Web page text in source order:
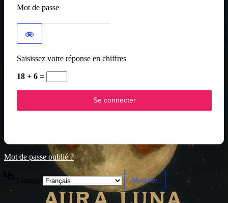
Mot de passe
Saisissez votre réponse en chiffres
18 + 6 =
Mot de passe oublié ?
Langue